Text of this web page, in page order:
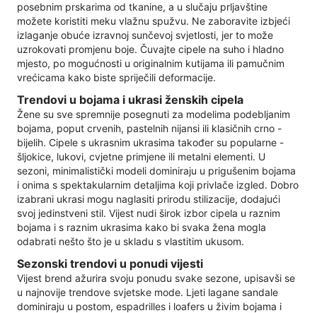
posebnim prskarima od tkanine, a u slučaju prljavštine
možete koristiti meku vlažnu spužvu. Ne zaboravite izbjeći
izlaganje obuće izravnoj sunčevoj svjetlosti, jer to može
uzrokovati promjenu boje. Čuvajte cipele na suho i hladno
mjesto, po mogućnosti u originalnim kutijama ili pamučnim
vrećicama kako biste spriječili deformacije.
Trendovi u bojama i ukrasi ženskih cipela
Žene su sve spremnije posegnuti za modelima podebljanim
bojama, poput crvenih, pastelnih nijansi ili klasičnih crno -
bijelih. Cipele s ukrasnim ukrasima također su popularne -
šljokice, lukovi, cvjetne primjene ili metalni elementi. U
sezoni, minimalistički modeli dominiraju u prigušenim bojama
i onima s spektakularnim detaljima koji privlače izgled. Dobro
izabrani ukrasi mogu naglasiti prirodu stilizacije, dodajući
svoj jedinstveni stil. Vijest nudi širok izbor cipela u raznim
bojama i s raznim ukrasima kako bi svaka žena mogla
odabrati nešto što je u skladu s vlastitim ukusom.
Sezonski trendovi u ponudi vijesti
Vijest brend ažurira svoju ponudu svake sezone, upisavši se
u najnovije trendove svjetske mode. Ljeti lagane sandale
dominiraju u postom, espadrilles i loafers u živim bojama i